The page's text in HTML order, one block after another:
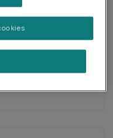
Sensitive Digestion
Adult Dog Riche en